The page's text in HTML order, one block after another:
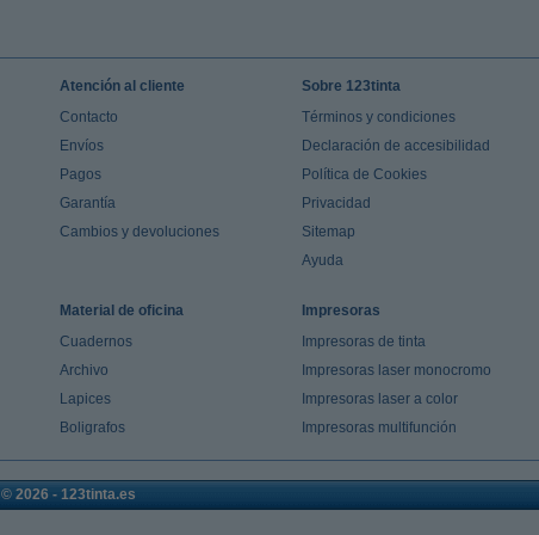
Atención al cliente
Contacto
Envíos
Pagos
Garantía
Cambios y devoluciones
Sobre 123tinta
Términos y condiciones
Declaración de accesibilidad
Política de Cookies
Privacidad
Sitemap
Ayuda
Material de oficina
Cuadernos
Archivo
Lapices
Boligrafos
Impresoras
Impresoras de tinta
Impresoras laser monocromo
Impresoras laser a color
Impresoras multifunción
© 2026 - 123tinta.es